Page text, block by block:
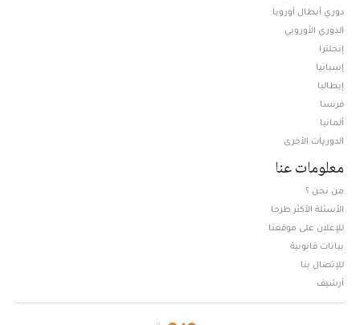
دوري أبطال أوروبا
الدوري الأوروبي
إنجلترا
إسبانيا
إيطاليا
فرنسا
ألمانيا
الدوريات الأخرى
معلومات عنا
من نحن ؟
الأسئلة الأكثر طرحا
للإعلان على موقعنا
بيانات قانونية
للإتصال بنا
أرشيف